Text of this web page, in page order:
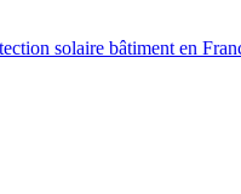
solaire bâtiment en